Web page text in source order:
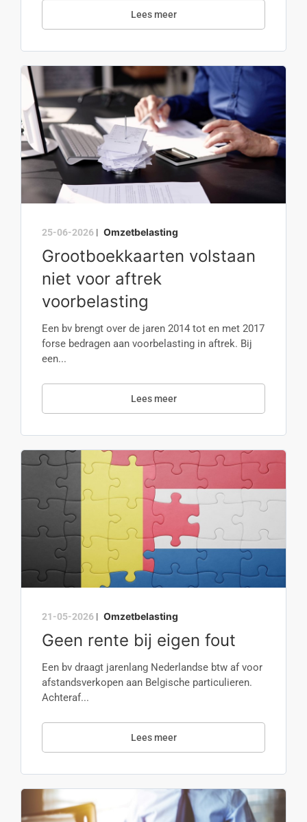
Lees meer
25-06-2026 | Omzetbelasting
Grootboekkaarten volstaan
niet voor aftrek
voorbelasting
Een bv brengt over de jaren 2014 tot en met 2017
forse bedragen aan voorbelasting in aftrek. Bij
een...
Lees meer
21-05-2026 | Omzetbelasting
Geen rente bij eigen fout
Een bv draagt jarenlang Nederlandse btw af voor
afstandsverkopen aan Belgische particulieren.
Achteraf...
Lees meer